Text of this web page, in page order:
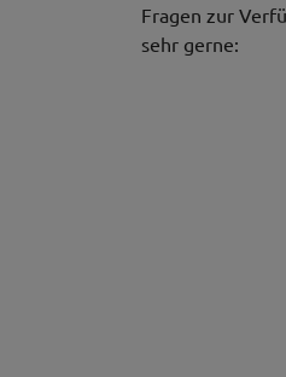
Fragen zur
sehr gerne: